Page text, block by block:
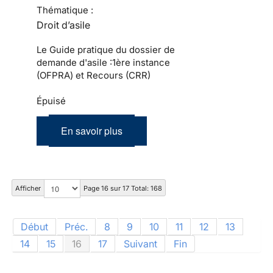
Thématique :
Droit d’asile
Le Guide pratique du dossier de
demande d'asile :1ère instance
(OFPRA) et Recours (CRR)
Épuisé
En savoir plus
Afficher Page 16 sur 17 Total: 168
Début Préc. 8 9 10 11 12
13
14
15 16 17 Suivant Fin